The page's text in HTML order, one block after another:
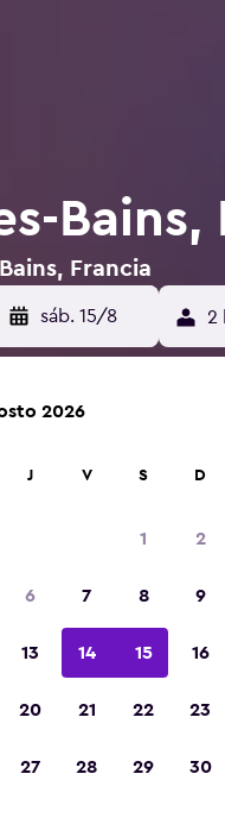
Bains,
Francia
sáb. 15/8 2
2026
J V S D
1 2
6 7 8 9
13 14 15 16
20 21 22 23
27 28 29 30